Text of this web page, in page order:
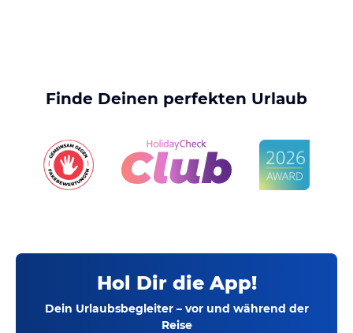
Finde Deinen perfekten Urlaub
Hol Dir die App!
Dein Urlaubsbegleiter – vor und während der
Reise